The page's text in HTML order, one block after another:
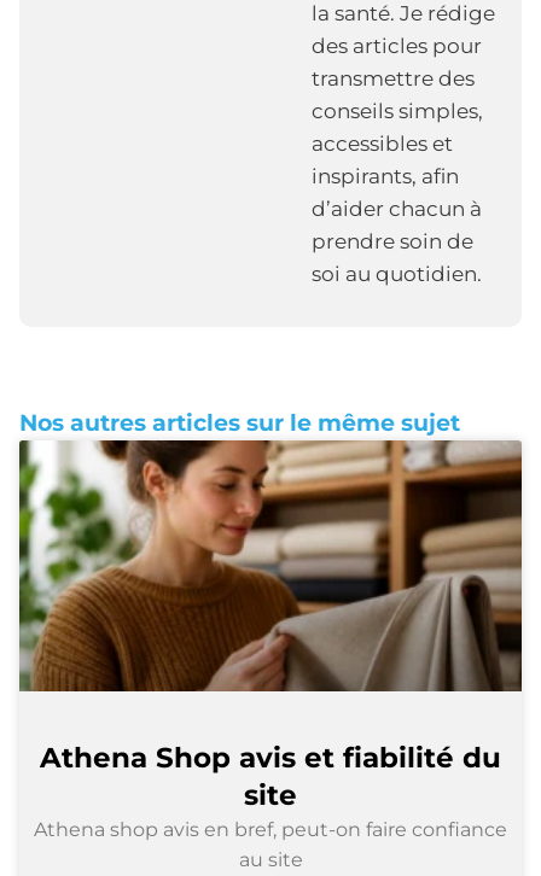
la santé. Je rédige
des articles pour
transmettre des
conseils simples,
accessibles et
inspirants, afin
d’aider chacun à
prendre soin de
soi au quotidien.
Nos autres articles sur le même sujet
Athena Shop avis et fiabilité du
site
Athena shop avis en bref, peut-on faire confiance
au site